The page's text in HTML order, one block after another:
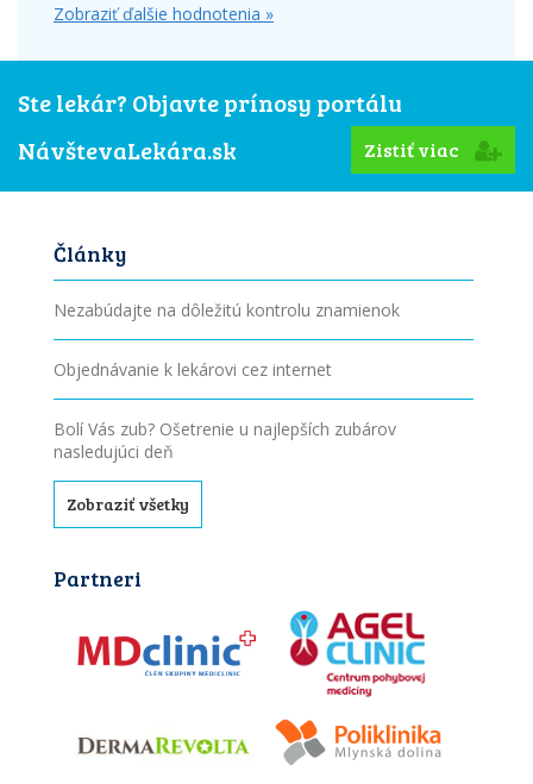
Zobraziť ďalšie hodnotenia »
Ste lekár? Objavte prínosy portálu
NávštevaLekára.sk
Zistiť viac
Články
Nezabúdajte na dôležitú kontrolu znamienok
Objednávanie k lekárovi cez internet
Bolí Vás zub? Ošetrenie u najlepších zubárov
nasledujúci deň
Zobraziť všetky
Partneri